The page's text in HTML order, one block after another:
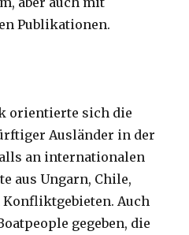
Publikationen.
orientierte sich die
Ausländer in der
an internationalen
aus Ungarn, Chile,
Auch
gegeben, die